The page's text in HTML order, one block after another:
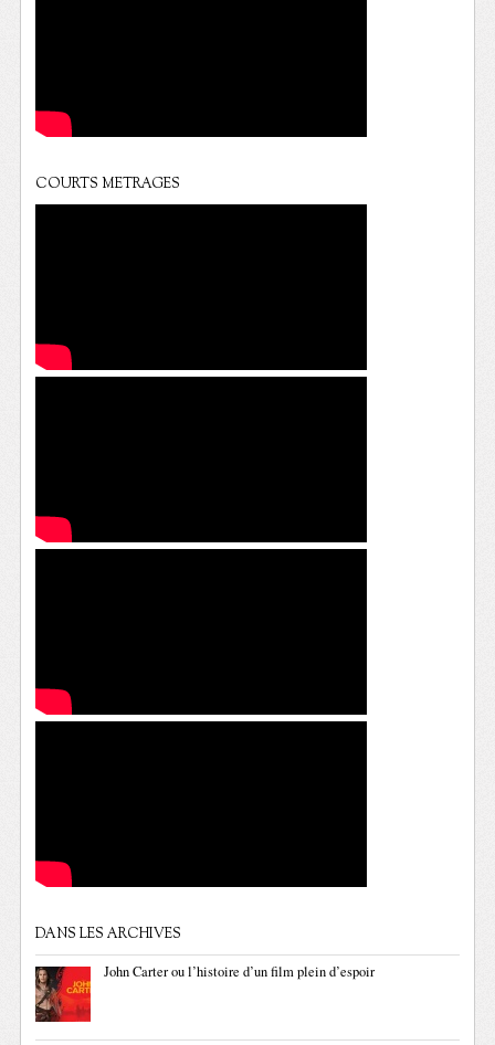
COURTS METRAGES
DANS LES ARCHIVES
John Carter ou l’histoire d’un film plein d’espoir